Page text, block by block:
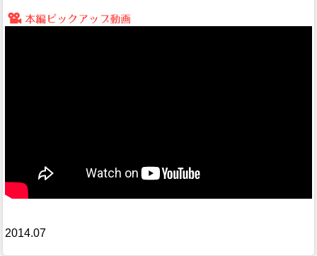
2014.07